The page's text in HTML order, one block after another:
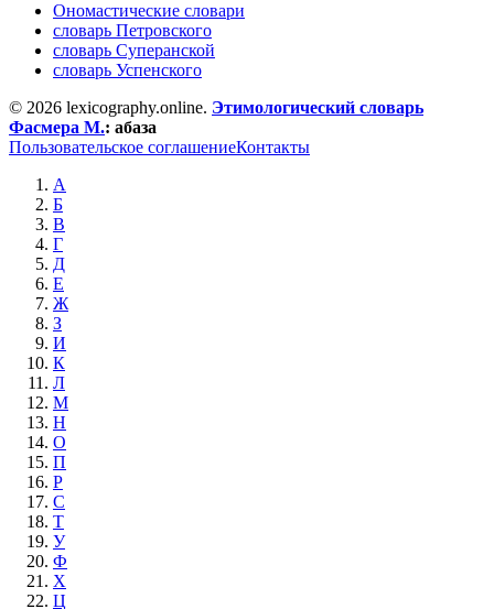
Ономастические словари
словарь Петровского
словарь Суперанской
словарь Успенского
© 2026 lexicography.online. Этимологический словарь
Фасмера М.: абаза
Пользовательское соглашениеКонтакты
А
Б
В
Г
Д
Е
Ж
З
И
К
Л
М
Н
О
П
Р
С
Т
У
Ф
Х
Ц